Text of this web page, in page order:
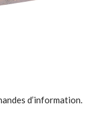
d’information.